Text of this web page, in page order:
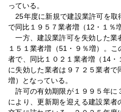
っている。
25年度に新規で建設業許可を取
で同比１９５７業者増（12・１％増
一方、建設業許可を失効した業
１５１業者増（51・９％増）。
者で、同比１０２１業者増（14
に失効した業者は９７２５業者で
増）となっている。
許可の有効期限が１９９５年に
により、更新期を迎える建設業